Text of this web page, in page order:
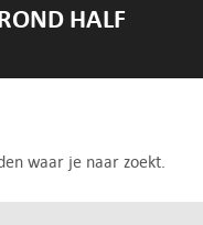
HALF
waar je naar zoekt.